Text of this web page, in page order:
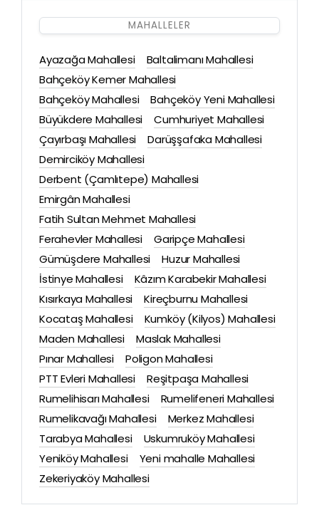
MAHALLELER
Ayazağa Mahallesi
Baltalimanı Mahallesi
Bahçeköy Kemer Mahallesi
Bahçeköy Mahallesi
Bahçeköy Yeni Mahallesi
Büyükdere Mahallesi
Cumhuriyet Mahallesi
Çayırbaşı Mahallesi
Darüşşafaka Mahallesi
Demirciköy Mahallesi
Derbent (Çamlıtepe) Mahallesi
Emirgân Mahallesi
Fatih Sultan Mehmet Mahallesi
Ferahevler Mahallesi
Garipçe Mahallesi
Gümüşdere Mahallesi
Huzur Mahallesi
İstinye Mahallesi
Kâzım Karabekir Mahallesi
Kısırkaya Mahallesi
Kireçburnu Mahallesi
Kocataş Mahallesi
Kumköy (Kilyos) Mahallesi
Maden Mahallesi
Maslak Mahallesi
Pınar Mahallesi
Poligon Mahallesi
PTT Evleri Mahallesi
Reşitpaşa Mahallesi
Rumelihisarı Mahallesi
Rumelifeneri Mahallesi
Rumelikavağı Mahallesi
Merkez Mahallesi
Tarabya Mahallesi
Uskumruköy Mahallesi
Yeniköy Mahallesi
Yeni mahalle Mahallesi
Zekeriyaköy Mahallesi